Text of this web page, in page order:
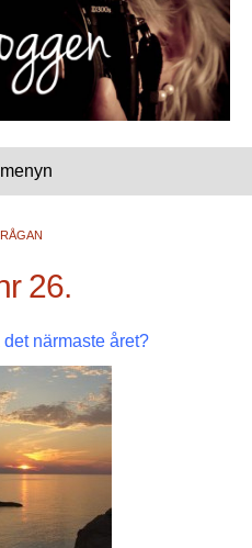
26.
närmaste året?